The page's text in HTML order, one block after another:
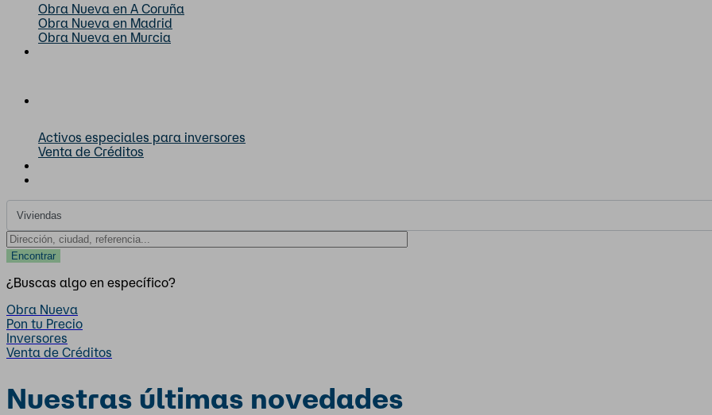
Obra Nueva en A Coruña
Obra Nueva en Madrid
Obra Nueva en Murcia
Activos especiales para inversores
Venta de Créditos
¿Buscas algo en específico?
Obra Nueva
Pon tu Precio
Inversores
Venta de Créditos
Nuestras últimas novedades